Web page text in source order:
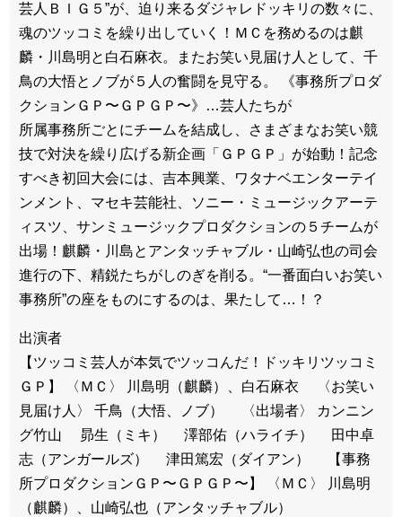
芸人ＢＩＧ５”が、迫り来るダジャレドッキリの数々に、
魂のツッコミを繰り出していく！ＭＣを務めるのは麒
麟・川島明と白石麻衣。またお笑い見届け人として、千
鳥の大悟とノブが５人の奮闘を見守る。 《事務所プロダ
クションＧＰ〜ＧＰＧＰ〜》…芸人たちが
所属事務所ごとにチームを結成し、さまざまなお笑い競
技で対決を繰り広げる新企画「ＧＰＧＰ」が始動！記念
すべき初回大会には、吉本興業、ワタナベエンターテイ
ンメント、マセキ芸能社、ソニー・ミュージックアーテ
ィスツ、サンミュージックプロダクションの５チームが
出場！麒麟・川島とアンタッチャブル・山崎弘也の司会
進行の下、精鋭たちがしのぎを削る。“一番面白いお笑い
事務所”の座をものにするのは、果たして…！？
出演者
【ツッコミ芸人が本気でツッコんだ！ドッキリツッコミ
ＧＰ】 〈ＭＣ〉 川島明（麒麟）、白石麻衣 〈お笑い
見届け人〉 千鳥（大悟、ノブ） 〈出場者〉 カンニン
グ竹山 昴生（ミキ） 澤部佑（ハライチ） 田中卓
志（アンガールズ） 津田篤宏（ダイアン） 【事務
所プロダクションＧＰ〜ＧＰＧＰ〜】 〈ＭＣ〉 川島明
（麒麟）、山崎弘也（アンタッチャブル）